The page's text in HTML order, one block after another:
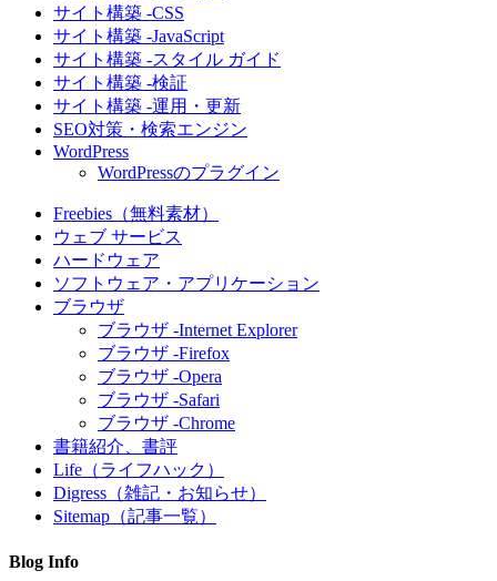
サイト構築 -CSS
サイト構築 -JavaScript
サイト構築 -スタイル ガイド
サイト構築 -検証
サイト構築 -運用・更新
SEO対策・検索エンジン
WordPress
WordPressのプラグイン
Freebies（無料素材）
ウェブ サービス
ハードウェア
ソフトウェア・アプリケーション
ブラウザ
ブラウザ -Internet Explorer
ブラウザ -Firefox
ブラウザ -Opera
ブラウザ -Safari
ブラウザ -Chrome
書籍紹介、書評
Life（ライフハック）
Digress（雑記・お知らせ）
Sitemap（記事一覧）
Blog Info